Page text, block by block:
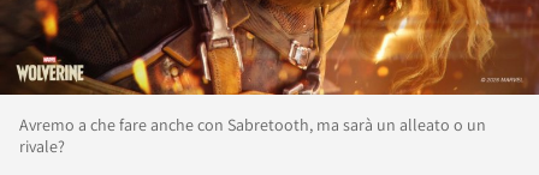
Avremo a che fare anche con Sabretooth, ma sarà un alleato o un
rivale?